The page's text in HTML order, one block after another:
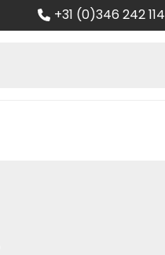
+31 (0)346 242 114